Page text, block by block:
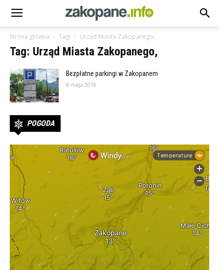
Strona główna Tagi Urząd Miasta Zakopanego,
Tag: Urząd Miasta Zakopanego,
Bezpłatne parkingi w Zakopanem
8 maja 2018
POGODA